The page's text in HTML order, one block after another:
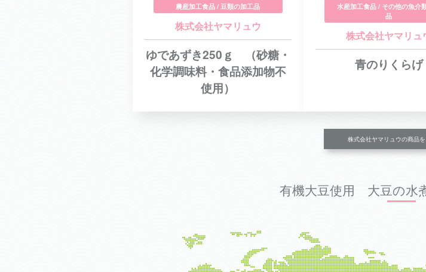
農産加工食品 / 豆類の加工品
株式会社ヤマリュウ
ゆであずき250ｇ （砂糖・
化学調味料・食品添加物不
使用）
水産加工食品 / その他の魚介
品
株式会社ヤマリュ
青のりくらげ
株式会社ヤマリュウの商品
有機大豆使用 大豆の水